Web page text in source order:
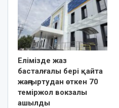
Елімізде жаз
басталғалы бері қайта
жаңғыртудан өткен 70
теміржол вокзалы
ашылды